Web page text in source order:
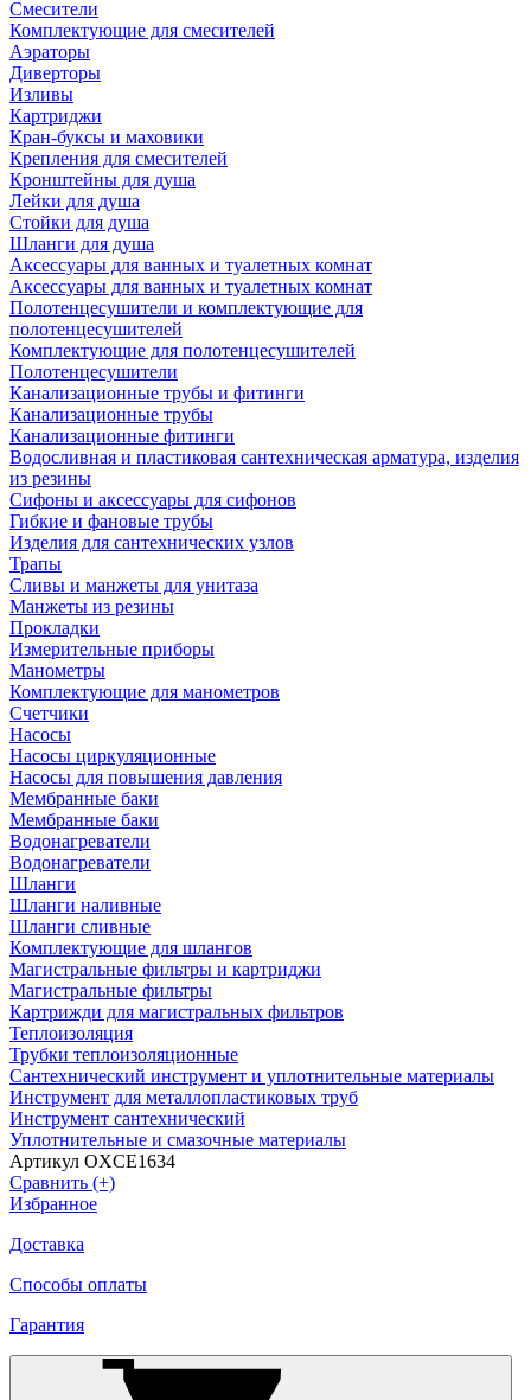
Смесители
Комплектующие для смесителей
Аэраторы
Диверторы
Изливы
Картриджи
Кран-буксы и маховики
Крепления для смесителей
Кронштейны для душа
Лейки для душа
Стойки для душа
Шланги для душа
Аксессуары для ванных и туалетных комнат
Аксессуары для ванных и туалетных комнат
Полотенцесушители и комплектующие для
полотенцесушителей
Комплектующие для полотенцесушителей
Полотенцесушители
Канализационные трубы и фитинги
Канализационные трубы
Канализационные фитинги
Водосливная и пластиковая сантехническая арматура, изделия
из резины
Сифоны и аксессуары для сифонов
Гибкие и фановые трубы
Изделия для сантехнических узлов
Трапы
Сливы и манжеты для унитаза
Манжеты из резины
Прокладки
Измерительные приборы
Манометры
Комплектующие для манометров
Счетчики
Насосы
Насосы циркуляционные
Насосы для повышения давления
Мембранные баки
Мембранные баки
Водонагреватели
Водонагреватели
Шланги
Шланги наливные
Шланги сливные
Комплектующие для шлангов
Магистральные фильтры и картриджи
Магистральные фильтры
Картрижди для магистральных фильтров
Теплоизоляция
Трубки теплоизоляционные
Сантехнический инструмент и уплотнительные материалы
Инструмент для металлопластиковых труб
Инструмент сантехнический
Уплотнительные и смазочные материалы
Артикул OXCE1634
Сравнить (+)
Избранное
Доставка
Способы оплаты
Гарантия